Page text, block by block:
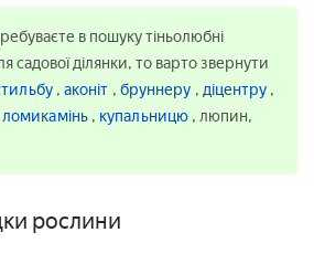
в пошуку тіньолюбні
садової ділянки, то варто звернути
, аконіт , бруннеру , діцентру ,
ломикамінь , купальницю , люпин,
рослини